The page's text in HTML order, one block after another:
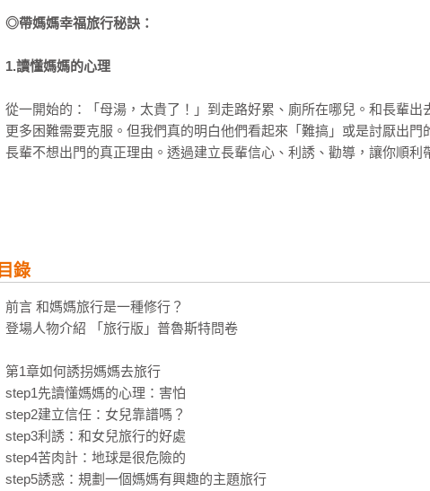
◎帶媽媽幸福旅行秘訣：
1.讀懂媽媽的心理
從一開始的：「母湯，太貴了！」到走路好累、廁所在哪兒。和長輩出
更多困難需要克服。但我們真的明白他們看起來「難搞」或是討厭出門
長輩不想出門的真正理由。透過建立長輩信心、利誘、勸導，讓你順利
林果撇步：冬天旅行一天至少要有一餐有熱湯、鹹的、中式的食物較佳
多買一點帶在身上以防萬一。
「衣」：行李重到彷彿把家當背在身上，是誰的錯？
好走又百搭的健走鞋，造型多變又薄又保暖的圍巾絲巾。
「住」與「行」：不斷搬家、集郵行程，是想把我累死嗎？
林果撇步：「絕不移動住處」的居遊行，「絕不走回頭路」的順遊行，
能讓他們舒適玩全程！
目錄
前言 和媽媽旅行是一種修行？
登場人物介紹 「旅行版」普魯斯特問卷
第1章如何誘拐媽媽去旅行
step1先讀懂媽媽的心理：害怕
step2建立信任：女兒靠譜嗎？
step3利誘：和女兒旅行的好處
step4苦肉計：地球是很危險的
step5誘惑：規劃一個媽媽有興趣的主題旅行